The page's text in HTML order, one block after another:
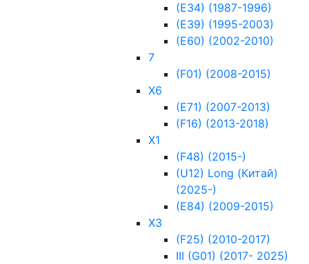
(Е34) (1987-1996)
(Е39) (1995-2003)
(Е60) (2002-2010)
7
(F01) (2008-2015)
X6
(E71) (2007-2013)
(F16) (2013-2018)
Х1
(F48) (2015-)
(U12) Long (Китай)
(2025-)
(Е84) (2009-2015)
Х3
(F25) (2010-2017)
III (G01) (2017- 2025)